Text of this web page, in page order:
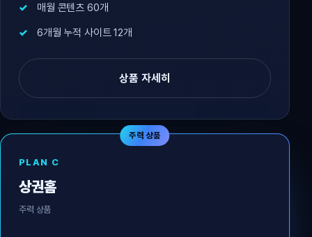
매월 콘텐츠 60개
6개월 누적 사이트 12개
상품 자세히
주력 상품
PLAN C
상권홈
주력 상품